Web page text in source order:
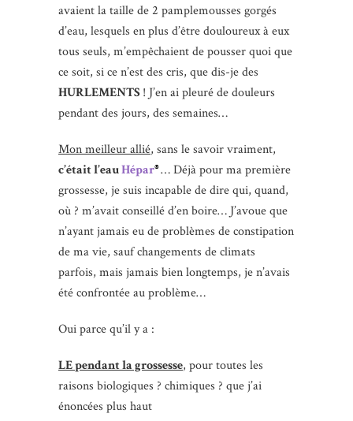
avaient la taille de 2 pamplemousses gorgés
d’eau, lesquels en plus d’être douloureux à eux
tous seuls, m’empêchaient de pousser quoi que
ce soit, si ce n’est des cris, que dis-je des
HURLEMENTS ! J’en ai pleuré de douleurs
pendant des jours, des semaines…
Mon meilleur allié, sans le savoir vraiment,
c’était l’eauHépar®… Déjà pour ma première
grossesse, je suis incapable de dire qui, quand,
où ? m’avait conseillé d’en boire… J’avoue que
n’ayant jamais eu de problèmes de constipation
de ma vie, sauf changements de climats
parfois, mais jamais bien longtemps, je n’avais
été confrontée au problème…
Oui parce qu’il y a :
LE pendant la grossesse, pour toutes les
raisons biologiques ? chimiques ? que j’ai
énoncées plus haut